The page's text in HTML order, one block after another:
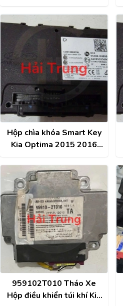
Hộp chìa khóa Smart Key
Kia Optima 2015 2016
95480D4000
959102T010 Tháo Xe
Hộp điều khiển túi khí Kia